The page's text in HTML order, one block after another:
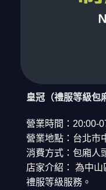
皇冠（禮服等級包
營業時間：20:00-
營業地點：台北市
消費方式：包廂人
店家介紹： 為中
禮服等級服務。